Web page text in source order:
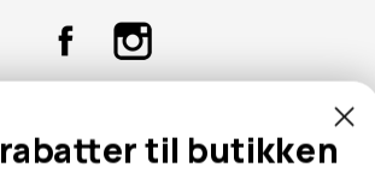
til butikken